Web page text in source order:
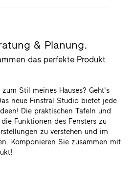
& Planung.
das perfekte Produkt
Stil meines Hauses? Geht's
neue Finstral Studio bietet jede
Die praktischen Tafeln und
Funktionen des Fensters zu
zu verstehen und im
Komponieren Sie zusammen mit